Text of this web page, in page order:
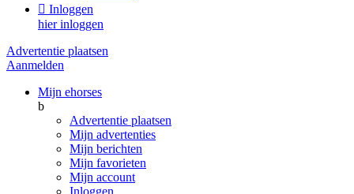
 Inloggen
hier inloggen
Advertentie plaatsen
Aanmelden
Mijn ehorses
b
Advertentie plaatsen
Mijn advertenties
Mijn berichten
Mijn favorieten
Mijn account
Inloggen